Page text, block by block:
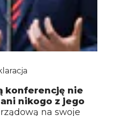
konferencję nie
nikogo z jego
na swoje